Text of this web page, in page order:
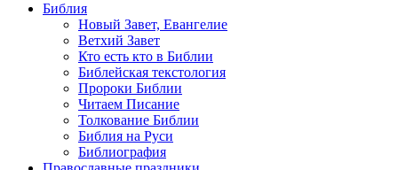
Библия
Новый Завет, Евангелие
Ветхий Завет
Кто есть кто в Библии
Библейская текстология
Пророки Библии
Читаем Писание
Толкование Библии
Библия на Руси
Библиография